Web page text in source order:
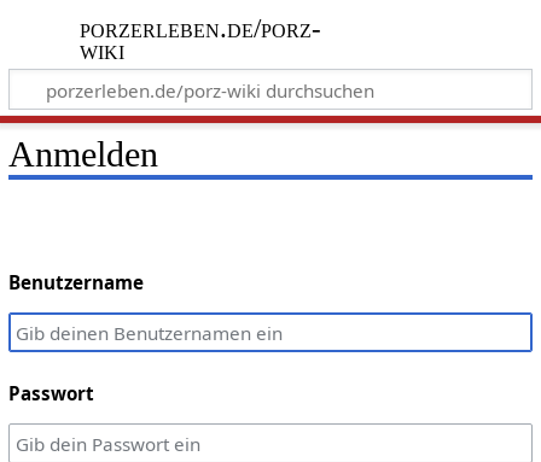
porzerleben.de/porz-
wiki
Anmelden
Benutzername
Passwort